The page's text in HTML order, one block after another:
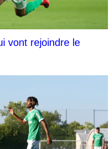
vont rejoindre le